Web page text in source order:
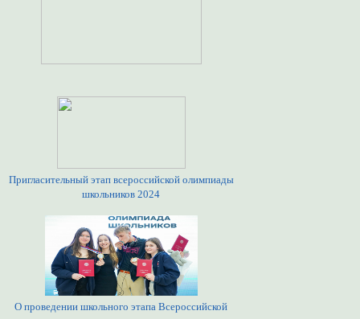
Пригласительный этап всероссийской олимпиады
школьников 2024
О проведении школьного этапа Всероссийской